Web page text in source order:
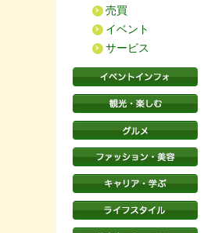
売買
イベント
サービス